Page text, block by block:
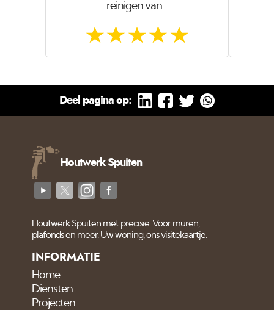
reinigen van...
Deel pagina op:
Houtwerk Spuiten
Houtwerk Spuiten met precisie. Voor muren,
plafonds en meer. Uw woning, ons visitekaartje.
INFORMATIE
Home
Diensten
Projecten